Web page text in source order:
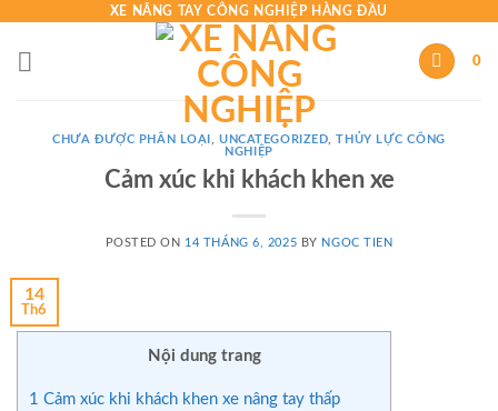
content
XE NÂNG TAY CÔNG NGHIỆP HÀNG ĐẦU
0
CHƯA ĐƯỢC PHÂN LOẠI ,UNCATEGORIZED ,THỦY LỰC CÔNG
NGHIỆP
Cảm xúc khi khách khen xe
POSTED ON 14 THÁNG 6, 2025 BY NGOC TIEN
14
Th6
Nội dung trang
1 Cảm xúc khi khách khen xe nâng tay thấp